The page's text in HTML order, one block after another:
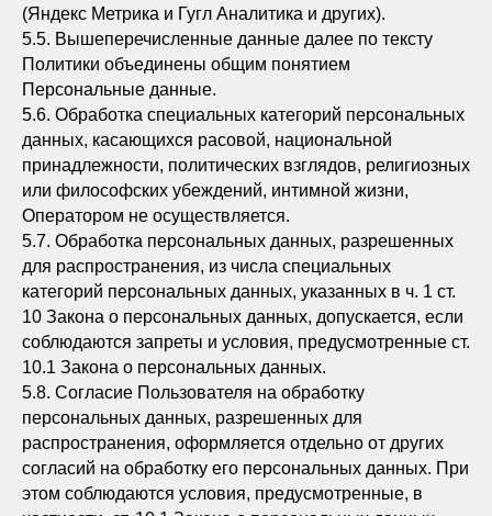
(Яндекс Метрика и Гугл Аналитика и других).
5.5. Вышеперечисленные данные далее по тексту
Политики объединены общим понятием
Персональные данные.
5.6. Обработка специальных категорий персональных
данных, касающихся расовой, национальной
принадлежности, политических взглядов, религиозных
или философских убеждений, интимной жизни,
Оператором не осуществляется.
5.7. Обработка персональных данных, разрешенных
для распространения, из числа специальных
категорий персональных данных, указанных в ч. 1 ст.
10 Закона о персональных данных, допускается, если
соблюдаются запреты и условия, предусмотренные ст.
10.1 Закона о персональных данных.
5.8. Согласие Пользователя на обработку
персональных данных, разрешенных для
распространения, оформляется отдельно от других
согласий на обработку его персональных данных. При
этом соблюдаются условия, предусмотренные, в